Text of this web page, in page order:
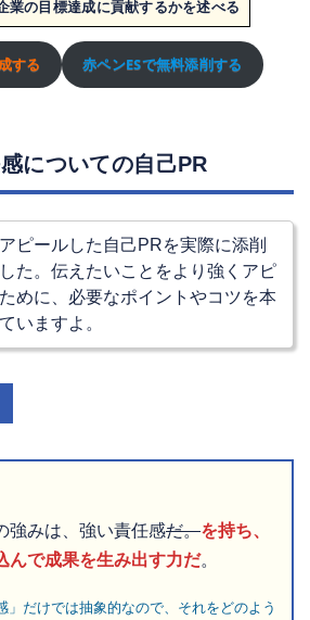
業の目標達成に貢献するかを述べる
する 赤ペンESで無料添削する
についての自己PR
ピールした自己PRを実際に添削
た。伝えたいことをより強くアピ
めに、必要なポイントやコツを本
いますよ。
強みは、強い責任感だ。を持ち、
んで成果を生み出す力だ。
」だけでは抽象的なので、それをどのよう